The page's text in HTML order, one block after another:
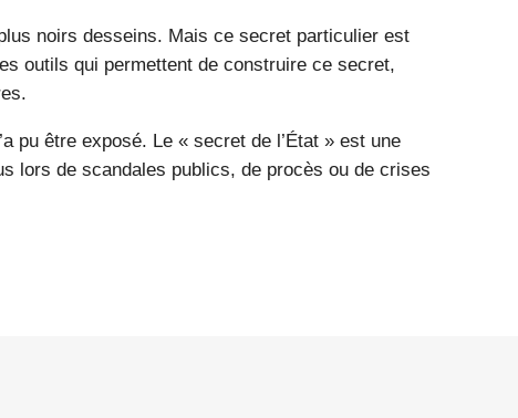
noirs desseins. Mais ce secret particulier est
outils qui permettent de construire ce secret,
pu être exposé. Le « secret de l’État » est une
lors de scandales publics, de procès ou de crises